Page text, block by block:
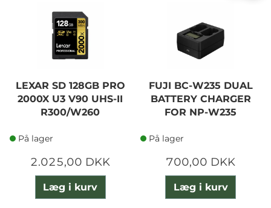
LEXAR SD 128GB PRO
2000X U3 V90 UHS-II
R300/W260
På lager
2.025,00 DKK
Læg i kurv
FUJI BC-W235 DUAL
BATTERY CHARGER
FOR NP-W235
På lager
700,00 DKK
Læg i kurv